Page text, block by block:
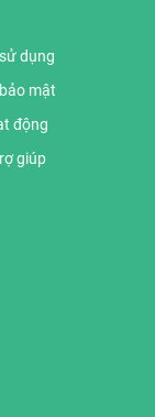
dụng
mật
động
giúp